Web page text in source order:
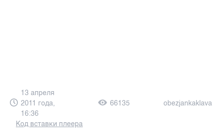
13 апреля
2011 года,
16:36
66135 obezjankaklava
Код вставки плеера